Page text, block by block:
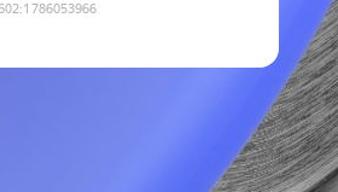
:1786053966